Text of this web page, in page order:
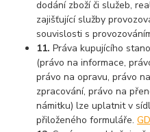
dodání zboží či služeb,
zajišťující služby
souvislosti s
11. Práva kupujícího
(právo na informace,
právo na opravu, právo
zpracování, právo na
námitku) lze uplatnit v
přiloženého formuláře.